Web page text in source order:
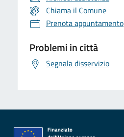
Chiama il Comune
Prenota appuntamento
Problemi in città
Segnala disservizio